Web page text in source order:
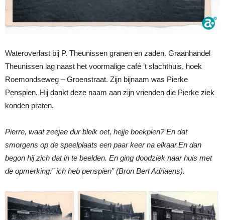
Wateroverlast bij P. Theunissen granen en zaden. Graanhandel
Theunissen lag naast het voormalige café ’t slachthuis, hoek
Roemondseweg – Groenstraat. Zijn bijnaam was Pierke
Penspien. Hij dankt deze naam aan zijn vrienden die Pierke ziek
konden praten.
Pierre, waat zeejae dur bleik oet, hejje boekpien? En dat
smorgens op de speelplaats een paar keer na elkaar.En dan
begon hij zich dat in te beelden. En ging doodziek naar huis met
de opmerking:” ich heb penspien” (Bron Bert Adriaens).